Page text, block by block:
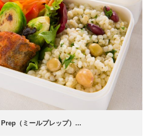
（ミールプレップ）...